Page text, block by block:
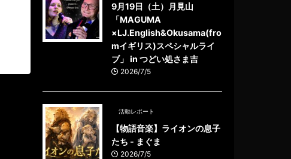
9月19日（土）月見山
「MAGUMA
×LJ.English&Okusama(fro
mイギリス)スペシャルライ
ブ」 in つどい処さま吉
2026/7/5
活動レポート
【物語音楽】ライオンの息子
たち - まぐま
2026/7/5